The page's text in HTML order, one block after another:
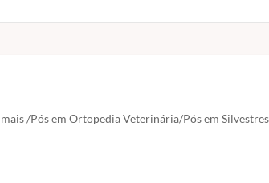
/Pós em Ortopedia Veterinária/Pós em